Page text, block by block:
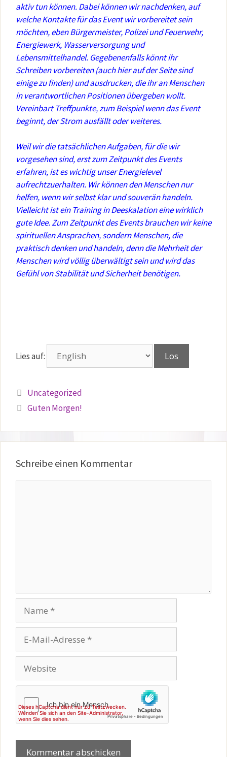
aktiv tun können. Dabei können wir nachdenken, auf
welche Kontakte für das Event wir vorbereitet sein
möchten, eben Bürgermeister, Polizei und Feuerwehr,
Energiewerk, Wasserversorgung und
Lebensmittelhandel. Gegebenenfalls könnt ihr
Schreiben vorbereiten (auch hier auf der Seite sind
einige zu finden) und ausdrucken, die ihr an Menschen
in verantwortlichen Positionen übergeben wollt.
Vereinbart Treffpunkte, zum Beispiel wenn das Event
beginnt, der Strom ausfällt oder weiteres.
Weil wir die tatsächlichen Aufgaben, für die wir
vorgesehen sind, erst zum Zeitpunkt des Events
erfahren, ist es wichtig unser Energielevel
aufrechtzuerhalten. Wir können den Menschen nur
helfen, wenn wir selbst klar und souverän handeln.
Vielleicht ist ein Training in Deeskalation eine wirklich
gute Idee. Zum Zeitpunkt des Events brauchen wir keine
spirituellen Ansprachen, sondern Menschen, die
praktisch denken und handeln, denn die Mehrheit der
Menschen wird völlig überwältigt sein und wird das
Gefühl von Stabilität und Sicherheit benötigen.
Lies auf:
Kategorien
Uncategorized
Guten Morgen!
Schreibe einen Kommentar
Mail-
Adresse